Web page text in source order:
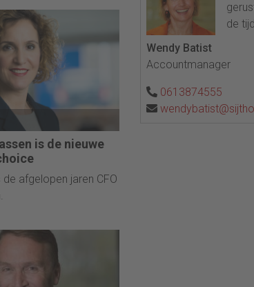
is de nieuwe
afgelopen jaren CFO
de
Wendy Batist
Accountmanager
0613874555